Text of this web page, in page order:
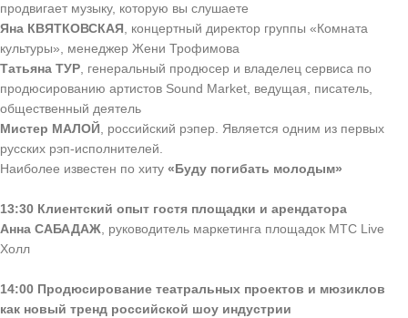
продвигает музыку, которую вы слушаете
Яна КВЯТКОВСКАЯ , концертный директор группы «Комната
культуры», менеджер Жени Трофимова
Татьяна ТУР , генеральный продюсер и владелец сервиса по
продюсированию артистов Sound Market, ведущая, писатель,
общественный деятель
Мистер МАЛОЙ , российский рэпер. Является одним из первых
русских рэп-исполнителей.
Наиболее известен по хиту «Буду погибать молодым»
13:30 Клиентский опыт гостя площадки и арендатора
Анна САБАДАЖ , руководитель маркетинга площадок МТС Live
Холл
14:00 Продюсирование театральных проектов и мюзиклов
как новый тренд российской шоу индустрии